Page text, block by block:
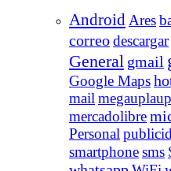
Android Ares
correodescargar
General gmail
Google Maps
mail
mercadolibre
Personal
smartphonesms